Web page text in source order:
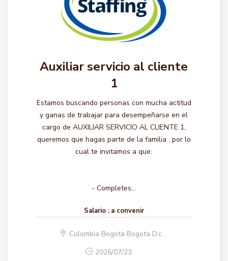
Auxiliar servicio al cliente
1
Estamos buscando personas con mucha actitud
y ganas de trabajar para desempeñarse en el
cargo de AUXILIAR SERVICIO AL CLIENTE 1,
queremos que hagas parte de la familia , por lo
cual te invitamos a que:
- Completes...
Salario : a convenir
Colombia Bogota Bogota D.c.
2026/07/23